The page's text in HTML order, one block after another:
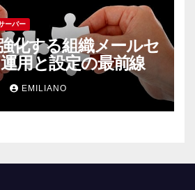
ーバー
化する組織メールセ
用と設定の最前線
EMILIANO